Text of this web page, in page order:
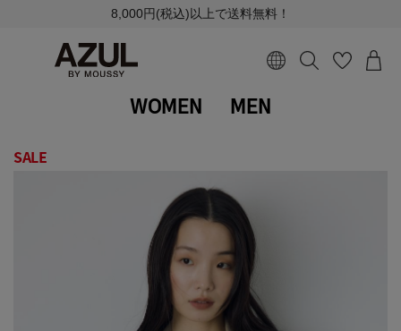
8,000円(税込)以上で送料無料！
WOMEN MEN
SALE